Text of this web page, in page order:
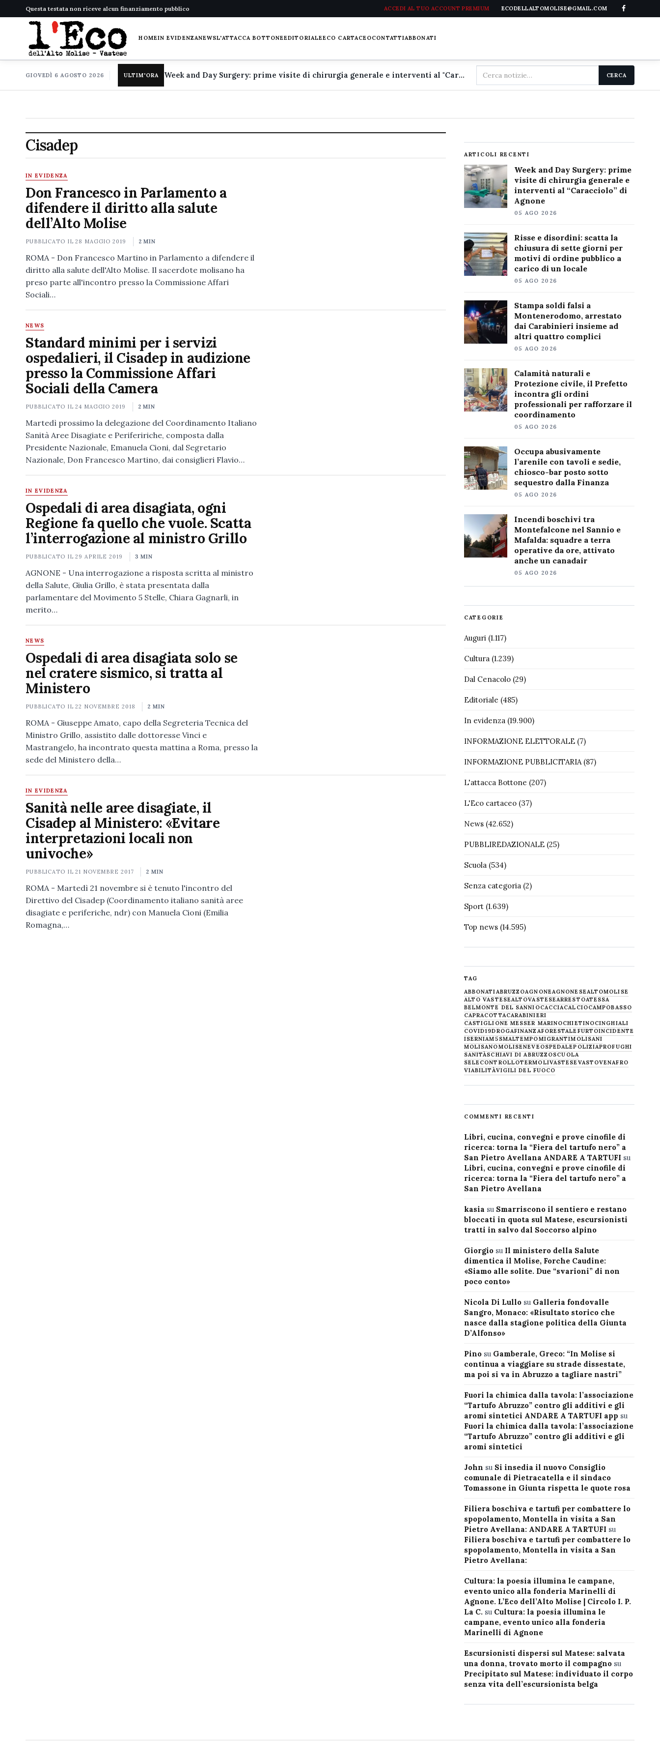
Questa testata non riceve alcun finanziamento pubblico ACCEDI AL TUO ACCOUNT PREMIUM ECODELLALTOMOLISE@GMAIL.COM
HOMEIN EVIDENZANEWSL'ATTACCA BOTTONEEDITORIALEECO CARTACEOCONTATTIABBONATI
GIOVEDÌ 6 AGOSTO 2026 ULTIM'ORA Week and Day Surgery: prime visite di chirurgia generale e interventi al "Caracciolo" di Agnone
Cerca
nel
CERCA
Cisadep
IN EVIDENZA
Don Francesco in Parlamento a
difendere il diritto alla salute
dell’Alto Molise
PUBBLICATO IL28 MAGGIO 2019 2 MIN
ROMA - Don Francesco Martino in Parlamento a difendere il
diritto alla salute dell'Alto Molise. Il sacerdote molisano ha
preso parte all'incontro presso la Commissione Affari
Sociali…
NEWS
Standard minimi per i servizi
ospedalieri, il Cisadep in audizione
presso la Commissione Affari
Sociali della Camera
PUBBLICATO IL24 MAGGIO 2019 2 MIN
Martedì prossimo la delegazione del Coordinamento Italiano
Sanità Aree Disagiate e Perifeririche, composta dalla
Presidente Nazionale, Emanuela Cioni, dal Segretario
Nazionale, Don Francesco Martino, dai consiglieri Flavio…
IN EVIDENZA
Ospedali di area disagiata, ogni
Regione fa quello che vuole. Scatta
l’interrogazione al ministro Grillo
PUBBLICATO IL29 APRILE 2019 3 MIN
AGNONE - Una interrogazione a risposta scritta al ministro
della Salute, Giulia Grillo, è stata presentata dalla
parlamentare del Movimento 5 Stelle, Chiara Gagnarli, in
merito…
NEWS
Ospedali di area disagiata solo se
nel cratere sismico, si tratta al
Ministero
PUBBLICATO IL22 NOVEMBRE 2018 2 MIN
ROMA - Giuseppe Amato, capo della Segreteria Tecnica del
Ministro Grillo, assistito dalle dottoresse Vinci e
Mastrangelo, ha incontrato questa mattina a Roma, presso la
sede del Ministero della…
IN EVIDENZA
Sanità nelle aree disagiate, il
Cisadep al Ministero: «Evitare
interpretazioni locali non
univoche»
PUBBLICATO IL21 NOVEMBRE 2017 2 MIN
ROMA - Martedì 21 novembre si è tenuto l'incontro del
Direttivo del Cisadep (Coordinamento italiano sanità aree
disagiate e periferiche, ndr) con Manuela Cioni (Emilia
Romagna,…
ARTICOLI RECENTI
Week and Day Surgery: prime
visite di chirurgia generale e
interventi al “Caracciolo” di
Agnone
05 AGO 2026
Risse e disordini: scatta la
chiusura di sette giorni per
motivi di ordine pubblico a
carico di un locale
05 AGO 2026
Stampa soldi falsi a
Montenerodomo, arrestato
dai Carabinieri insieme ad
altri quattro complici
05 AGO 2026
Calamità naturali e
Protezione civile, il Prefetto
incontra gli ordini
professionali per rafforzare il
coordinamento
05 AGO 2026
Occupa abusivamente
l’arenile con tavoli e sedie,
chiosco-bar posto sotto
sequestro dalla Finanza
05 AGO 2026
Incendi boschivi tra
Montefalcone nel Sannio e
Mafalda: squadre a terra
operative da ore, attivato
anche un canadair
05 AGO 2026
CATEGORIE
Auguri(1.117)
Cultura(1.239)
Dal Cenacolo(29)
Editoriale (485)
In evidenza(19.900)
INFORMAZIONE ELETTORALE(7)
INFORMAZIONE PUBBLICITARIA(87)
L'attacca Bottone (207)
L'Eco cartaceo(37)
News(42.652)
PUBBLIREDAZIONALE(25)
Scuola(534)
Senza categoria(2)
Sport(1.639)
Top news(14.595)
TAG
ABBONATIABRUZZOAGNONEAGNONESEALTOMOLISE
ALTO VASTESEALTOVASTESEARRESTOATESSA
BELMONTE DEL SANNIOCACCIACALCIOCAMPOBASSO
CAPRACOTTACARABINIERI
CASTIGLIONE MESSER MARINOCHIETINOCINGHIALI
COVID19DROGAFINANZAFORESTALE FURTOINCIDENTE
ISERNIAM5SMALTEMPOMIGRANTIMOLISANI
MOLISANOMOLISENEVE OSPEDALEPOLIZIAPROFUGHI
SANITÀSCHIAVI DI ABRUZZOSCUOLA
SELECONTROLLOTERMOLIVASTESE VASTOVENAFRO
VIABILITÀVIGILI DEL FUOCO
COMMENTI RECENTI
Libri, cucina, convegni e prove cinofile di
ricerca: torna la “Fiera del tartufo nero” a
San Pietro Avellana ANDARE A TARTUFI su
Libri, cucina, convegni e prove cinofile di
ricerca: torna la “Fiera del tartufo nero” a
San Pietro Avellana
kasia su Smarriscono il sentiero e restano
bloccati in quota sul Matese, escursionisti
tratti in salvo dal Soccorso alpino
Giorgiosu Il ministero della Salute
dimentica il Molise, Forche Caudine:
«Siamo alle solite. Due “svarioni” di non
poco conto»
Nicola Di Lullosu Galleria fondovalle
Sangro, Monaco: «Risultato storico che
nasce dalla stagione politica della Giunta
D’Alfonso»
Pinosu Gamberale, Greco: “In Molise si
continua a viaggiare su strade dissestate,
ma poi si va in Abruzzo a tagliare nastri”
Fuori la chimica dalla tavola: l’associazione
“Tartufo Abruzzo” contro gli additivi e gli
aromi sintetici ANDARE A TARTUFI app su
Fuori la chimica dalla tavola: l’associazione
“Tartufo Abruzzo” contro gli additivi e gli
aromi sintetici
John su Si insedia il nuovo Consiglio
comunale di Pietracatella e il sindaco
Tomassone in Giunta rispetta le quote rosa
Filiera boschiva e tartufi per combattere lo
spopolamento, Montella in visita a San
Pietro Avellana: ANDARE A TARTUFI su
Filiera boschiva e tartufi per combattere lo
spopolamento, Montella in visita a San
Pietro Avellana:
Cultura: la poesia illumina le campane,
evento unico alla fonderia Marinelli di
Agnone. L’Eco dell’Alto Molise | Circolo I. P.
La C. su Cultura: la poesia illumina le
campane, evento unico alla fonderia
Marinelli di Agnone
Escursionisti dispersi sul Matese: salvata
una donna, trovato morto il compagnosu
Precipitato sul Matese: individuato il corpo
senza vita dell’escursionista belga